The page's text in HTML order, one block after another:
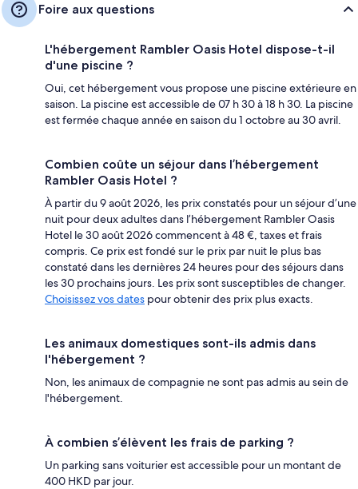
Foire aux questions
L'hébergement Rambler Oasis Hotel dispose-t-il
d'une piscine ?
Oui, cet hébergement vous propose une piscine extérieure en
saison. La piscine est accessible de 07 h 30 à 18 h 30. La piscine
est fermée chaque année en saison du 1 octobre au 30 avril.
Combien coûte un séjour dans l’hébergement
Rambler Oasis Hotel ?
À partir du 9 août 2026, les prix constatés pour un séjour d’une
nuit pour deux adultes dans l’hébergement Rambler Oasis
Hotel le 30 août 2026 commencent à 48 €, taxes et frais
compris. Ce prix est fondé sur le prix par nuit le plus bas
constaté dans les dernières 24 heures pour des séjours dans
les 30 prochains jours. Les prix sont susceptibles de changer.
Choisissez vos dates pour obtenir des prix plus exacts.
Les animaux domestiques sont-ils admis dans
l'hébergement ?
Non, les animaux de compagnie ne sont pas admis au sein de
l'hébergement.
À combien s’élèvent les frais de parking ?
Un parking sans voiturier est accessible pour un montant de
400 HKD par jour.